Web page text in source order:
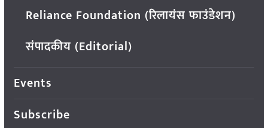
Reliance Foundation (रिलायंस फाउंडेशन)
संपादकीय (Editorial)
Events
Subscribe